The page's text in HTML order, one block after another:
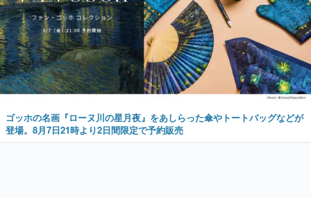
ゴッホの名画『ローヌ川の星月夜』をあしらった傘やトートバッグなどが
登場。8月7日21時より2日間限定で予約販売